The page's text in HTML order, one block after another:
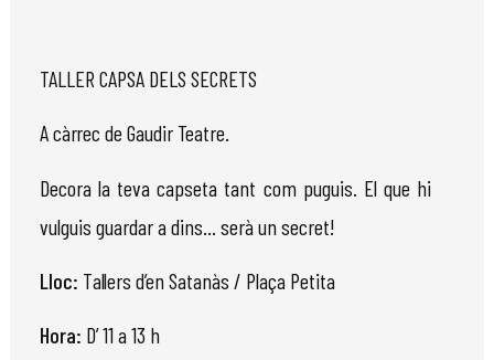
TALLER CAPSA DELS SECRETS
Acàrrec deGaudir Teatre.
Decora la teva capseta tant com puguis. El que hi
vulguis guardar a dins... serà un secret!
Lloc: Tallers d’en Satanàs / Plaça Petita
Hora: D’ 11 a 13 h